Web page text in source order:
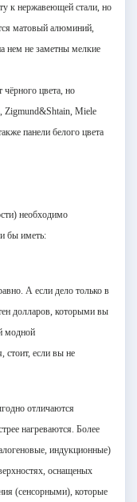
к нержавеющей стали, но
матовый алюминий,
нем не заметны мелкие
цвета, но
Zigmund&Shtain, Miele
панели белого цвета
необходимо
бы иметь:
А если дело только в
долларов, которыми вы
модной
стоит, если вы не
отличаются
нагреваются. Более
индукционные)
оснащеных
(сенсорными), которые